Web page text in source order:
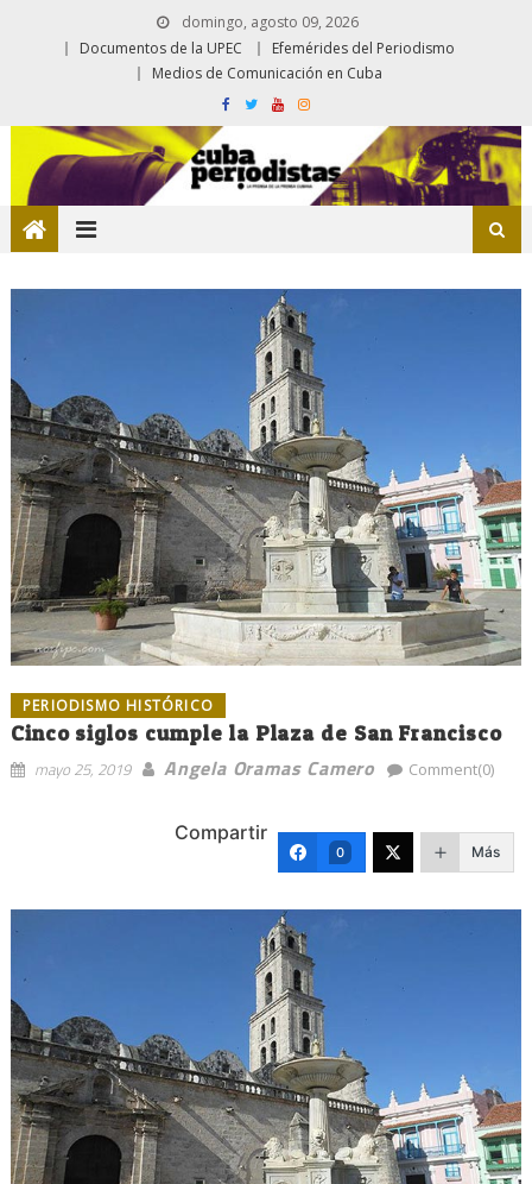
domingo, agosto 09, 2026
Documentos de la UPEC
Efemérides del Periodismo
Medios de Comunicación en Cuba
PERIODISMO HISTÓRICO
Cinco siglos cumple la Plaza de San Francisco
mayo 25, 2019 Angela Oramas Camero Comment(0)
Compartir
0 Más